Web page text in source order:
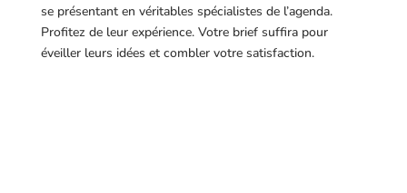
se présentant en véritables spécialistes de l’agenda.
Profitez de leur expérience. Votre brief suffira pour
éveiller leurs idées et combler votre satisfaction.